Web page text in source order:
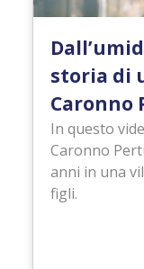
storia di
Caronno
In questo
Caronno
anni in una
figli.